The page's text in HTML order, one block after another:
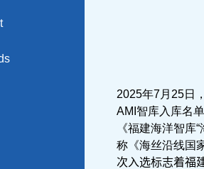
2025年7月25日
AMI智库入库名
《福建海洋智库
称《海丝沿线国
次入选标志着福